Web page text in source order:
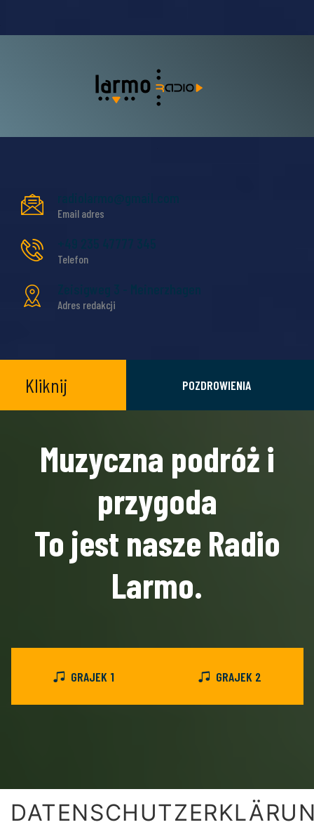
Email adres
Telefon
Adres redakcji
Kliknij POZDROWIENIA
Muzyczna podróż i
przygoda
To jest nasze Radio
Larmo.
GRAJEK 1 GRAJEK 2